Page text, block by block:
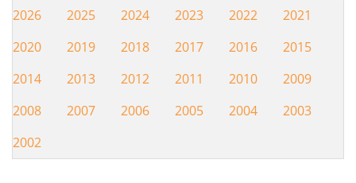
Hemeroteca
2026 2025 2024 2023 2022
2021
2020
2019 2018 2017 2016
2015
2014
2013 2012 2011 2010
2009
2008
2007 2006 2005 2004
2003
2002